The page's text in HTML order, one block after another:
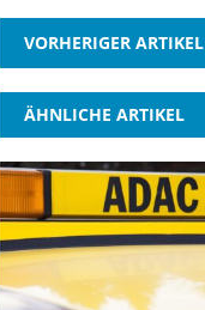
VORHERIGER ARTIKEL
ÄHNLICHE ARTIKEL